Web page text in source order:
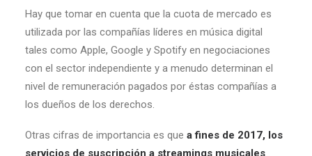
Hay que tomar en cuenta que la cuota de mercado es
utilizada por las compañías líderes en música digital
tales como Apple, Google y Spotify en negociaciones
con el sector independiente y a menudo determinan el
nivel de remuneración pagados por éstas compañías a
los dueños de los derechos.
Otras cifras de importancia es que a fines de 2017, los
servicios de suscripción a streamings musicales